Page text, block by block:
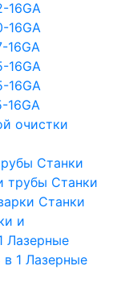
16GA
16GA
16GA
16GA
16GA
16GA
очистки
Станки
трубы Станки
Станки
и
Лазерные
1 Лазерные